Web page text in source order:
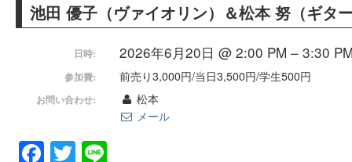
池田 優子（ヴァイオリン）＆松本 努（ギタ
日時: 2026年6月20日 @ 2:00 PM – 3:30
参加費: 前売り3,000円/当日3,500円/学生500円
お問い合わせ:
松本
メール
Facebook
Twitter